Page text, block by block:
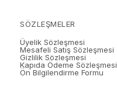
SÖZLEŞMELER
Üyelik Sözleşmesi
Mesafeli Satış Sözleşmesi
Gizlilik Sözleşmesi
Kapıda Ödeme Sözleşmesi
Ön Bilgilendirme Formu